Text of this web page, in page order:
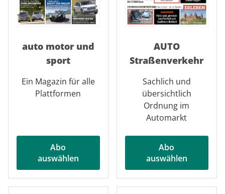
auto motor und
sport
Ein Magazin für alle
Plattformen
Abo
auswählen
AUTO
Straßenverkehr
Sachlich und
übersichtlich
Ordnung im
Automarkt
Abo
auswählen